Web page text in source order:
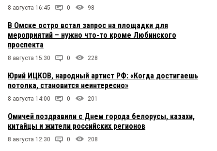
8 августа 16:45 0 98
В Омске остро встал запрос на площадки для
мероприятий – нужно что-то кроме Любинского
проспекта
8 августа 15:30 0 228
Юрий ИЦКОВ, народный артист РФ: «Когда достигаешь
потолка, становится неинтересно»
8 августа 14:00 0 201
Омичей поздравили с Днем города белорусы, казахи,
китайцы и жители российских регионов
8 августа 12:30 0 208